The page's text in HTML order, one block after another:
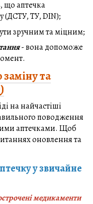
що аптечка
(ДСТУ, ТУ, DIN);
зручним та міцним;
- вона допоможе
та
на найчастіші
поводження
аптечками. Щоб
оновлення та
у звичайне
медикаменти